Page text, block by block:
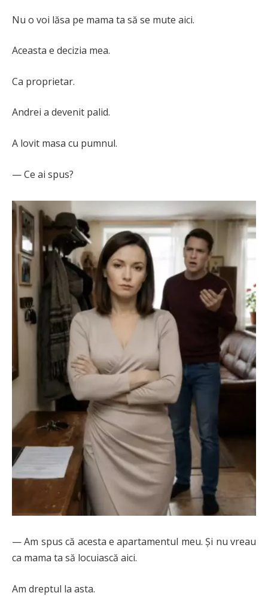
Nu o voi lăsa pe mama ta să se mute aici.
Aceasta e decizia mea.
Ca proprietar.
Andrei a devenit palid.
A lovit masa cu pumnul.
— Ce ai spus?
— Am spus că acesta e apartamentul meu. Și nu vreau
ca mama ta să locuiască aici.
Am dreptul la asta.